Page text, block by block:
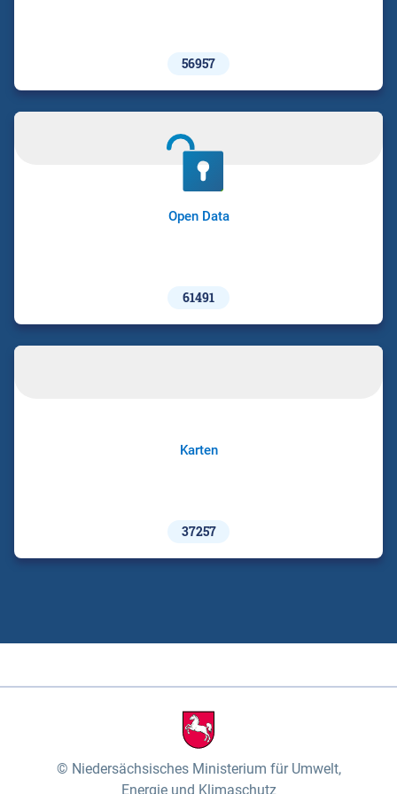
56957
Open Data
61491
Karten
37257
Niedersächsisches Ministerium für Umwelt,
Energie und Klimaschutz